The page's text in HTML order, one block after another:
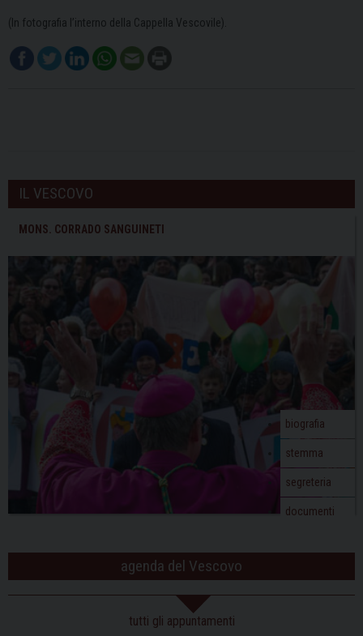
(In fotografia l’interno della Cappella Vescovile).
IL VESCOVO
MONS. CORRADO SANGUINETI
biografia
stemma
segreteria
documenti
agenda del Vescovo
tutti gli appuntamenti